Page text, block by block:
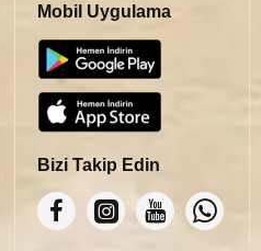
Mobil Uygulama
Bizi Takip Edin